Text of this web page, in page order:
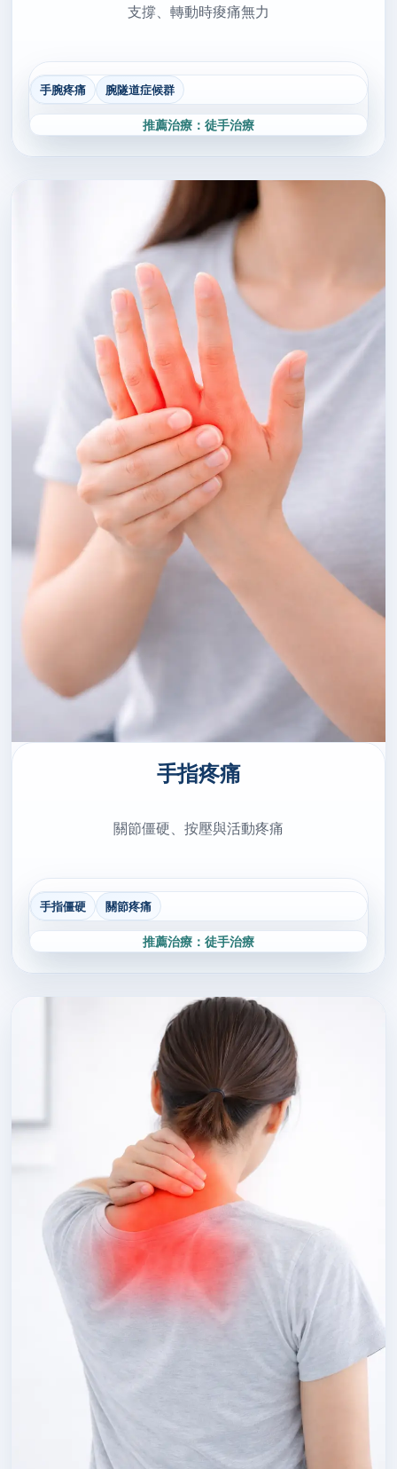
支撐、轉動時痠痛無力
手腕疼痛 腕隧道症候群
推薦治療：徒手治療
手指疼痛
關節僵硬、按壓與活動疼痛
手指僵硬 關節疼痛
推薦治療：徒手治療